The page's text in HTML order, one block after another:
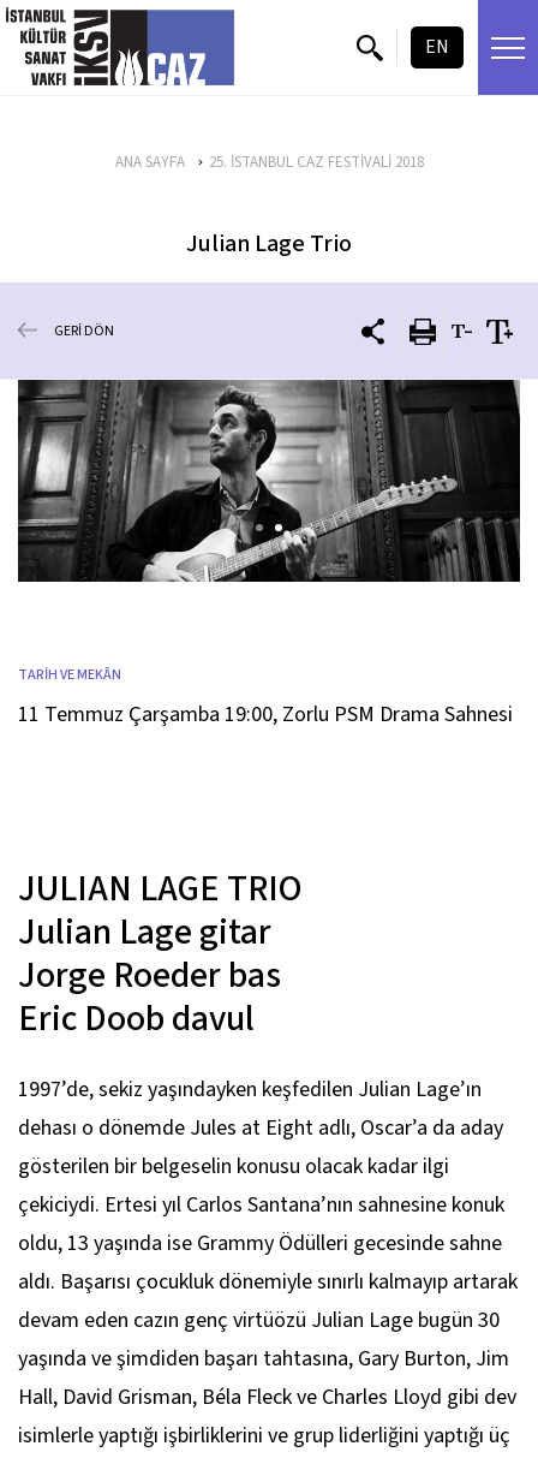
içeriği atla
EN
ANA SAYFA 25. İSTANBUL CAZ FESTİVALİ 2018
Julian Lage Trio
GERİ DÖN
TARİH VE MEKÂN
11 Temmuz Çarşamba 19:00, Zorlu PSM Drama Sahnesi
JULIAN LAGE TRIO
Julian Lagegitar
Jorge Roederbas
Eric Doobdavul
1997’de, sekiz yaşındayken keşfedilen Julian Lage’ın
dehası o dönemde Jules at Eight adlı, Oscar’a da aday
gösterilen bir belgeselin konusu olacak kadar ilgi
çekiciydi. Ertesi yıl Carlos Santana’nın sahnesine konuk
oldu, 13 yaşında ise Grammy Ödülleri gecesinde sahne
aldı. Başarısı çocukluk dönemiyle sınırlı kalmayıp artarak
devam eden cazın genç virtüözü Julian Lage bugün 30
yaşında ve şimdiden başarı tahtasına, Gary Burton, Jim
Hall, David Grisman, Béla Fleck ve Charles Lloyd gibi dev
isimlerle yaptığı işbirliklerini ve grup liderliğini yaptığı üç